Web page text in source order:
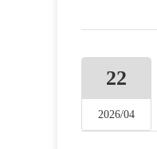
22
2026/04